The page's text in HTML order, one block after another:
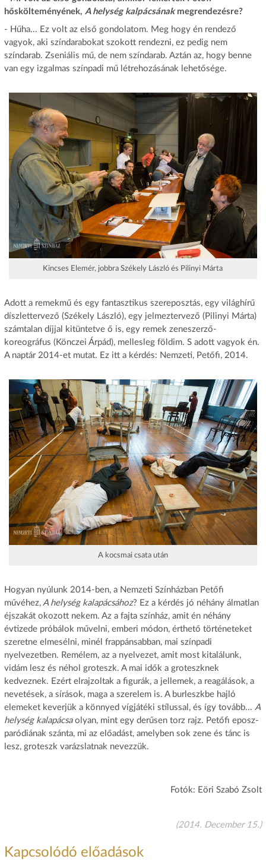
hőskölteményének, A helység kalpácsánakmegrendezésre?
- Hűha... Ez volt az első gondolatom. Meg hogy én rendező
vagyok, aki színdarabokat szokott rendezni, ez pedig nem
színdarab. Zseniális mű, de nem színdarab. Aztán az, hogy benne
van egy izgalmas színpadi mű létrehozásának lehetősége.
Kincses Elemér, jobbra Székely László és Pilinyi Márta
Adott a remekmű és egy fantasztikus szereposztás, egy világhírű
díszlettervező (Székely László), egy jelmeztervező (Pilinyi Márta)
számtalan díjjal kitüntetve ő is, egy remek zeneszerző-
koreográfus (Könczei Árpád), mellesleg földim. S adott vagyok én.
A naptár 2014-et mutat. Ez itt a kérdés: Nemzeti, Petőfi, 2014.
A kocsmai csata után
Hogyan nyúlunk 2014-ben, a Nemzeti Színházban Petőfi
művéhez,A helység kalapácsához? Ez a kérdés jó néhány álmatlan
éjszakát okozott nekem. Az a fajta színház, amit én néhány
évtizede próbálok művelni, emberi módon, érthető történeteket
szeretne elmesélni, minél frappánsabban, mai színpadi
nyelvezetben. Remélem, az a nyelvezet, amit most kitalálunk,
vidám lesz és néhol groteszk. A mai idők a groteszknek
kedveznek. Ezért elrajzoltak a figurák, a jellemek, a reagálások, a
nevetések, a sírások, maga a szerelem is. A burleszkbe hajló
elemeket keverjük a könnyed vígjátéki stílussal, és így tovább... A
helység kalapácsa olyan, mint egy derűsen torz rajz. Petőfi eposz-
paródiának szánta, mi az előadást, amelyben sok zene és tánc is
lesz, groteszk varázslatnak nevezzük.
Fotók: Eöri Szabó Zsolt
(2014. December 15.)
Kapcsolódó előadások